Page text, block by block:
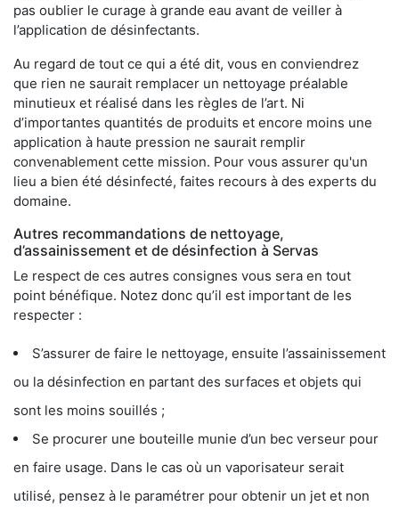
pas oublier le curage à grande eau avant de veiller à
l’application de désinfectants.
Au regard de tout ce qui a été dit, vous en conviendrez
que rien ne saurait remplacer un nettoyage préalable
minutieux et réalisé dans les règles de l’art. Ni
d’importantes quantités de produits et encore moins une
application à haute pression ne saurait remplir
convenablement cette mission. Pour vous assurer qu'un
lieu a bien été désinfecté, faites recours à des experts du
domaine.
Autres recommandations de nettoyage,
d’assainissement et de désinfection à Servas
Le respect de ces autres consignes vous sera en tout
point bénéfique. Notez donc qu’il est important de les
respecter :
S’assurer de faire le nettoyage, ensuite l’assainissement
ou la désinfection en partant des surfaces et objets qui
sont les moins souillés ;
Se procurer une bouteille munie d’un bec verseur pour
en faire usage. Dans le cas où un vaporisateur serait
utilisé, pensez à le paramétrer pour obtenir un jet et non